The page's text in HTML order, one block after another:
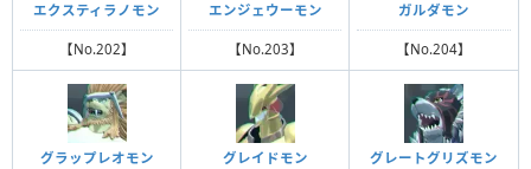
エクスティラノモン
【No.202】
エンジェウーモン
【No.203】
ガルダモン
【No.204】
グラップレオモン グレイドモン グレートグリズモン